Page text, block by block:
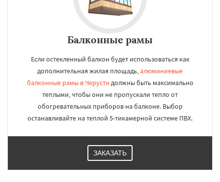
Балконные рамы
Если остекленный балкон будет использоваться как
дополнительная жилая площадь,алюминиевые
балконные рамы в Черусти должны быть максимально
теплыми, чтобы они не пропускали тепло от
обогревательных приборов на балконе. Выбор
останавливайте на теплой 5-тикамерной системе ПВХ.
ЗАКАЗАТЬ